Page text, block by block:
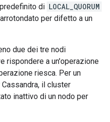
di LOCAL_QUORUM
per difetto a un
due dei tre nodi
rispondere a un'operazione
riesca. Per un
il cluster
inattivo di un nodo per